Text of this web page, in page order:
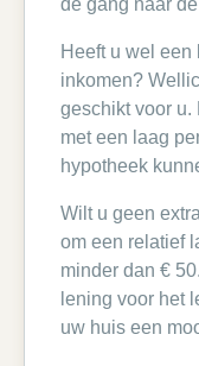
de gang naar
Heeft u wel
inkomen?
geschikt voor u.
met een laag
hypotheek
Wilt u geen
om een relatief
minder dan €
lening voor het
uw huis een